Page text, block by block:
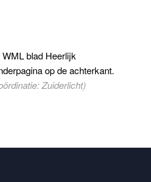
blad Heerlijk
op de achterkant.
Zuiderlicht)